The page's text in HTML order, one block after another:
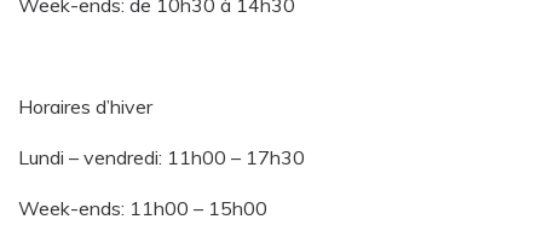
Week-ends: de 10h30 à 14h30
Horaires d’hiver
Lundi – vendredi: 11h00 – 17h30
Week-ends: 11h00 – 15h00